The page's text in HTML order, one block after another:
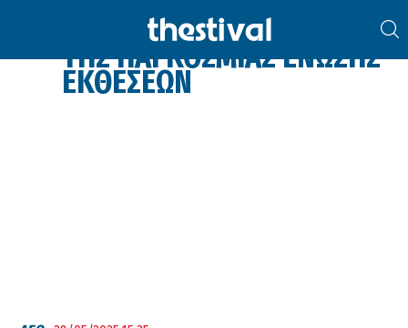
ΠΑΝΕΥΡΩΠΑΪΚΌ ΣΥΝΈΔΡΙΟ
ΤΗΣ ΠΑΓΚΌΣΜΙΑΣ ΈΝΩΣΗΣ
ΕΚΘΈΣΕΩΝ